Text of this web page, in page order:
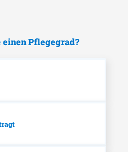
einen Pflegegrad?